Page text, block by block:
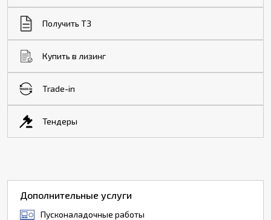
Получить ТЗ
Купить в лизинг
Trade-in
Тендеры
Дополнительные услуги
Пусконаладочные работы